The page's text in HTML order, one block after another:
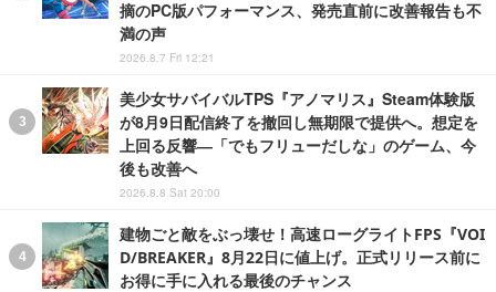
摘のPC版パフォーマンス、発売直前に改善報告も不
満の声
2026.8.7 Fri 12:21
美少女サバイバルTPS『アノマリス』Steam体験版
が8月9日配信終了を撤回し無期限で提供へ。想定を
上回る反響―「でもフリューだしな」のゲーム、今
後も改善へ
2026.8.8 Sat 20:00
建物ごと敵をぶっ壊せ！高速ローグライトFPS『VOI
D/BREAKER』8月22日に値上げ。正式リリース前に
お得に手に入れる最後のチャンス